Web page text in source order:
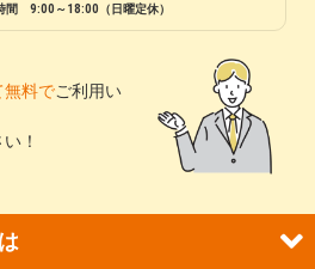
間 9:00～18:00（日曜定休）
無料でご利用い
！